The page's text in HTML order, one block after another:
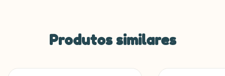
Produtos similares